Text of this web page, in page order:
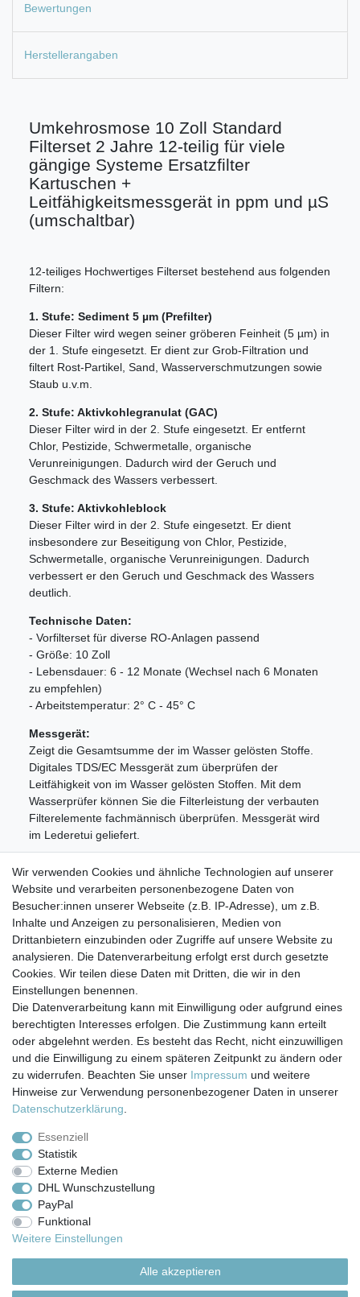
Bewertungen
Herstellerangaben
Umkehrosmose 10 Zoll Standard
Filterset 2 Jahre 12-teilig für viele
gängige Systeme Ersatzfilter
Kartuschen +
Leitfähigkeitsmessgerät in ppm und µS
(umschaltbar)
12-teiliges Hochwertiges Filterset bestehend aus folgenden
Filtern:
1. Stufe: Sediment 5 µm (Prefilter)
Dieser Filter wird wegen seiner gröberen Feinheit (5 µm) in
der 1. Stufe eingesetzt. Er dient zur Grob-Filtration und
filtert Rost-Partikel, Sand, Wasserverschmutzungen sowie
Staub u.v.m.
2. Stufe: Aktivkohlegranulat (GAC)
Dieser Filter wird in der 2. Stufe eingesetzt. Er entfernt
Chlor, Pestizide, Schwermetalle, organische
Verunreinigungen. Dadurch wird der Geruch und
Geschmack des Wassers verbessert.
3. Stufe: Aktivkohleblock
Dieser Filter wird in der 2. Stufe eingesetzt. Er dient
insbesondere zur Beseitigung von Chlor, Pestizide,
Schwermetalle, organische Verunreinigungen. Dadurch
verbessert er den Geruch und Geschmack des Wassers
deutlich.
Technische Daten:
- Vorfilterset für diverse RO-Anlagen passend
- Größe: 10 Zoll
- Lebensdauer: 6 - 12 Monate (Wechsel nach 6 Monaten
zu empfehlen)
- Arbeitstemperatur: 2° C - 45° C
Messgerät:
Zeigt die Gesamtsumme der im Wasser gelösten Stoffe.
Digitales TDS/EC Messgerät zum überprüfen der
Leitfähigkeit von im Wasser gelösten Stoffen. Mit dem
Wasserprüfer können Sie die Filterleistung der verbauten
Filterelemente fachmännisch überprüfen. Messgerät wird
im Lederetui geliefert.
- 4x Sedimentfilter 5 µm
- 4x Aktivkohlegranulatfilter
- 4x Aktivkohleblockfilter
- 1x Prüfgerät TDS/EC
Impressum Daten­schutz­erklärung AGB
Barrierefreiheitserklärung Widerrufs­recht
Versand- & Zahlungsbedingungen
Wir verwenden Cookies und ähnliche Technologien auf unserer
Website und verarbeiten personenbezogene Daten von
Besucher:innen unserer Webseite (z.B. IP-Adresse), um z.B.
Inhalte und Anzeigen zu personalisieren, Medien von
Drittanbietern einzubinden oder Zugriffe auf unsere Website zu
analysieren. Die Datenverarbeitung erfolgt erst durch gesetzte
Cookies. Wir teilen diese Daten mit Dritten, die wir in den
Einstellungen benennen.
Die Datenverarbeitung kann mit Einwilligung oder aufgrund eines
berechtigten Interesses erfolgen. Die Zustimmung kann erteilt
oder abgelehnt werden. Es besteht das Recht, nicht einzuwilligen
und die Einwilligung zu einem späteren Zeitpunkt zu ändern oder
zu widerrufen. Beachten Sie unser Impressum und weitere
Hinweise zur Verwendung personenbezogener Daten in unserer
Daten­schutz­erklärung
Essenziell
Statistik
Externe Medien
DHL Wunschzustellung
PayPal
Funktional
Weitere Einstellungen
Alle akzeptieren